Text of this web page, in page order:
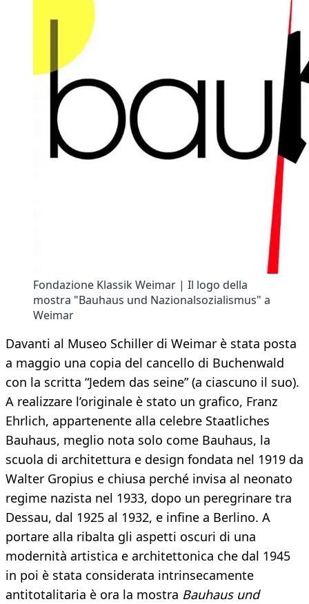
Fondazione Klassik Weimar | Il logo della
mostra "Bauhaus und Nazionalsozialismus" a
Weimar
Davanti al Museo Schiller di Weimar è stata posta
a maggio una copia del cancello di Buchenwald
con la scritta “Jedem das seine” (a ciascuno il suo).
A realizzare l’originale è stato un grafico, Franz
Ehrlich, appartenente alla celebre Staatliches
Bauhaus, meglio nota solo come Bauhaus, la
scuola di architettura e design fondata nel 1919 da
Walter Gropius e chiusa perché invisa al neonato
regime nazista nel 1933, dopo un peregrinare tra
Dessau, dal 1925 al 1932, e infine a Berlino. A
portare alla ribalta gli aspetti oscuri di una
modernità artistica e architettonica che dal 1945
in poi è stata considerata intrinsecamente
antitotalitaria è ora la mostra Bauhaus und